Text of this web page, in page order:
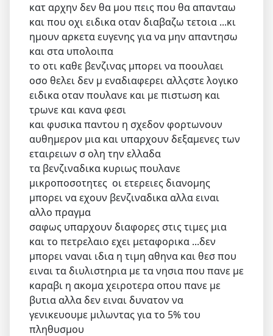
κατ αρχην δεν θα μου πεις που θα απανταω
και που οχι ειδικα οταν διαβαζω τετοια ...κι
ημουν αρκετα ευγενης για να μην απαντησω
και στα υπολοιπα
το οτι καθε βενζινας μπορει να ποουλαει
οσο θελει δεν μ εναδιαφερει αλλςστε λογικο
ειδικα οταν πουλανε και με πιστωση και
τρωνε και κανα φεσι
και φυσικα παντου η σχεδον φορτωνουν
αυθημερον μια και υπαρχουν δεξαμενες των
εταιρειων σ ολη την ελλαδα
τα βενζιναδικα κυριως πουλανε
μικροποσοτητες οι ετερειες διανομης
μπορει να εχουν βενζιναδικα αλλα ειναι
αλλο πραγμα
σαφως υπαρχουν διαφορες στις τιμες μια
και το πετρελαιο εχει μεταφορικα ...δεν
μπορει ναναι ιδια η τιμη αθηνα και θεσ που
ειναι τα διυλιστηρια με τα νησια που πανε με
καραβι η ακομα χειροτερα οπου πανε με
βυτια αλλα δεν ειναι δυνατον να
γενικευουμε μιλωντας για το 5% του
πληθυσμου